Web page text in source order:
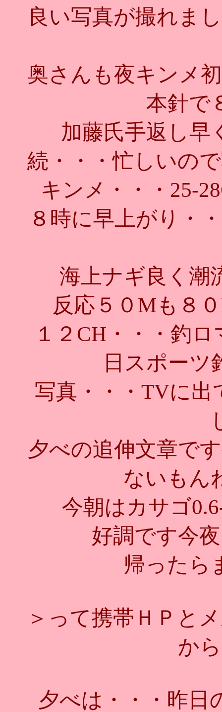
良い写真が撮れま
奥さんも夜キンメ
本針で
加藤氏手返し早
続・・・忙しいの
キンメ・・・25-
８時に早上がり・
海上ナギ良く潮
反応５０Mも８
１２CH・・・釣
日スポーツ
写真・・・TVに
夕べの追伸文章で
ないもん
今朝はカサゴ
好調です今
帰ったら
＞って携帯ＨＰと
か
夕べは・・・昨日